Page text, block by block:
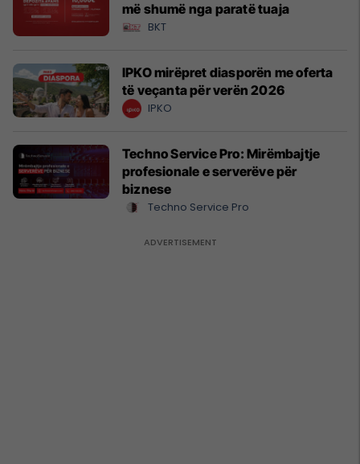
më shumë nga paratë tuaja
BKT
IPKO mirëpret diasporën me oferta
të veçanta për verën 2026
IPKO
Techno Service Pro: Mirëmbajtje
profesionale e serverëve për
biznese
Techno Service Pro